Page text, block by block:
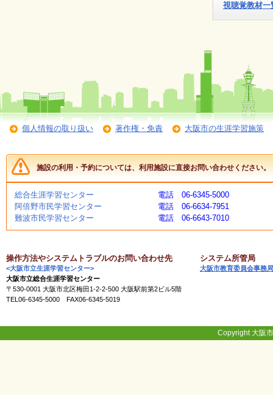
よ
く
る
ご
質
問
講
イ
ン
ス
ト
ラ
ー
視聴覚教材一
個人情報の取り扱い 著作権・免責 大阪市の生涯学習施策
施設の利用・予約については、利用施設に直接お問い合わせください。
総合生涯学習センター
電話 06-6345-5000
阿倍野市民学習センター
電話 06-6634-7951
難波市民学習センター
電話 06-6643-7010
操作方法やシステムトラブルのお問い合わせ先
<大阪市立生涯学習センター>
大阪市立総合生涯学習センター
〒530-0001 大阪市北区梅田1-2-2-500 大阪駅前第2ビル5階
TEL06-6345-5000 FAX06-6345-5019
システム所管局
大阪市教育委員会事務局
Copyright 大阪